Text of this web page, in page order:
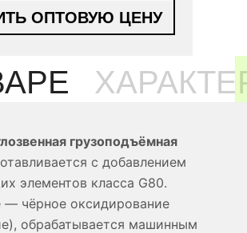
ОПТОВУЮ ЦЕНУ
грузоподъёмная
с добавлением
элементов класса G80.
чёрное оксидирование
обрабатывается машинным